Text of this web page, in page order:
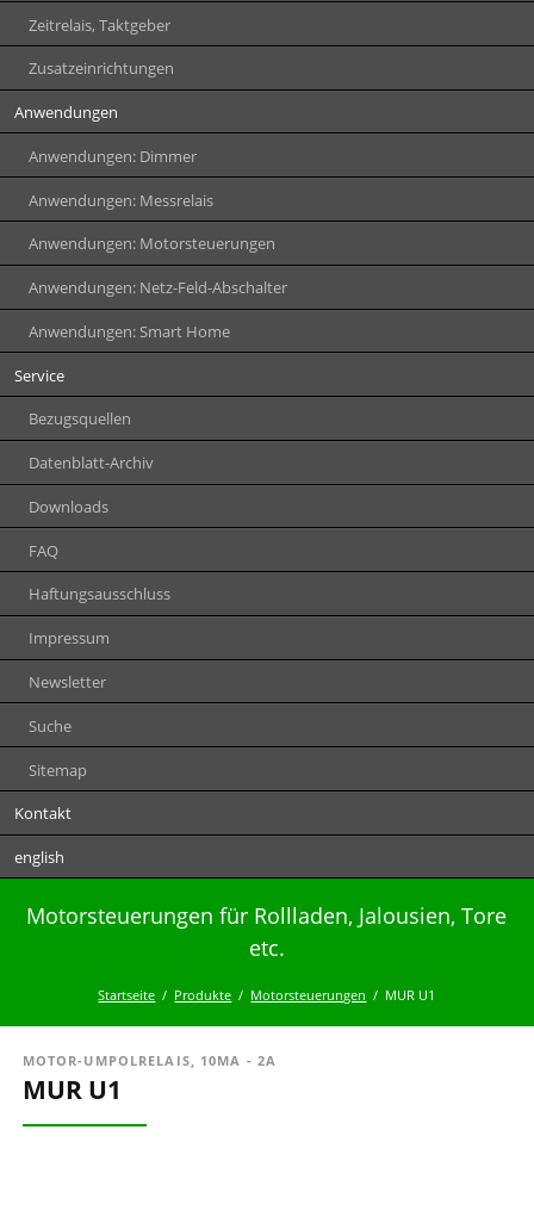
Zeitrelais, Taktgeber
Zusatzeinrichtungen
Anwendungen
Anwendungen: Dimmer
Anwendungen: Messrelais
Anwendungen: Motorsteuerungen
Anwendungen: Netz-Feld-Abschalter
Anwendungen: Smart Home
Service
Bezugsquellen
Datenblatt-Archiv
Downloads
FAQ
Haftungsausschluss
Impressum
Newsletter
Suche
Sitemap
Kontakt
english
Motorsteuerungen für Rollladen, Jalousien, Tore
etc.
Startseite Produkte Motorsteuerungen MUR U1
MOTOR-UMPOLRELAIS, 10MA - 2A
MUR U1